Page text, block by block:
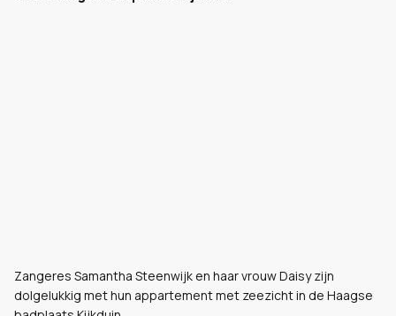
Zangeres Samantha Steenwijk en haar vrouw Daisy zijn
dolgelukkig met hun appartement met zeezicht in de Haagse